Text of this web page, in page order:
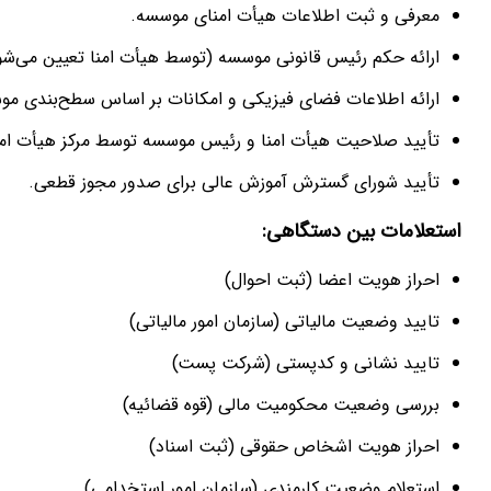
معرفی و ثبت اطلاعات هیأت امنای موسسه.
ارائه حکم رئیس قانونی موسسه (توسط هیأت امنا تعیین
ارائه اطلاعات فضای فیزیکی و امکانات بر اساس سطح‌بندی
تأیید صلاحیت هیأت امنا و رئیس موسسه توسط مرکز هیأت
تأیید شورای گسترش آموزش عالی برای صدور مجوز قطعی.
استعلامات بین دستگاهی:
احراز هویت اعضا (ثبت احوال)
تایید وضعیت مالیاتی (سازمان امور مالیاتی)
تایید نشانی و کدپستی (شرکت پست)
بررسی وضعیت محکومیت مالی (قوه قضائیه)
احراز هویت اشخاص حقوقی (ثبت اسناد)